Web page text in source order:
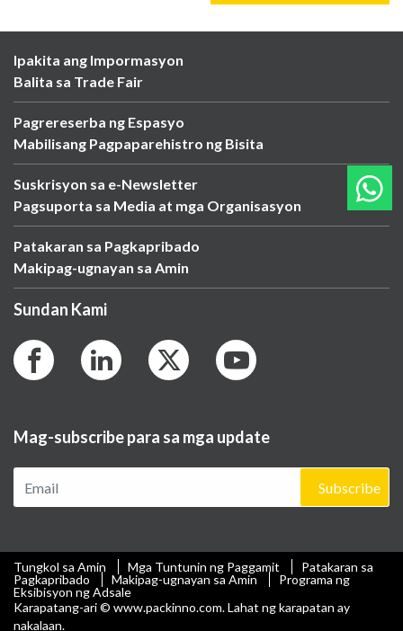
Ipakita ang Impormasyon
Balita sa Trade Fair
Pagrereserba ng Espasyo
Mabilisang Pagpaparehistro ng Bisita
Suskrisyon sa e-Newsletter
Pagsuporta sa Media at mga Organisasyon
Patakaran sa Pagkapribado
Makipag-ugnayan sa Amin
Sundan Kami
Mag-subscribe para sa mga update
Subscribe
Tungkol sa Amin Mga Tuntunin ng Paggamit
Patakaran sa
Pagkapribado
Makipag-ugnayan sa Amin
Programa ng
Eksibisyon ng Adsale
Karapatang-ari © www.packinno.com. Lahat ng karapatan ay
nakalaan.